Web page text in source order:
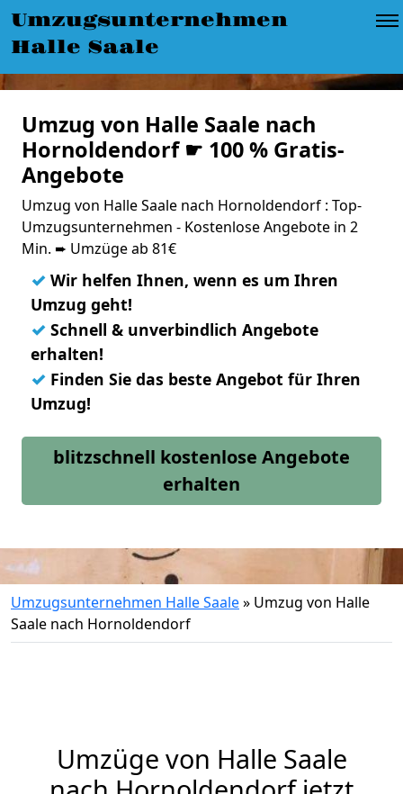
Umzugsunternehmen
Halle Saale
Umzug von Halle Saale nach
Hornoldendorf ☛ 100 % Gratis-
Angebote
Umzug von Halle Saale nach Hornoldendorf : Top-
Umzugsunternehmen - Kostenlose Angebote in 2
Min. ➨ Umzüge ab 81€
✓ Wir helfen Ihnen, wenn es um Ihren
Umzug geht!
✓ Schnell & unverbindlich Angebote
erhalten!
✓ Finden Sie das beste Angebot für Ihren
Umzug!
blitzschnell kostenlose Angebote
erhalten
Umzugsunternehmen Halle Saale» Umzug von Halle
Saale nach Hornoldendorf
Umzüge von Halle Saale